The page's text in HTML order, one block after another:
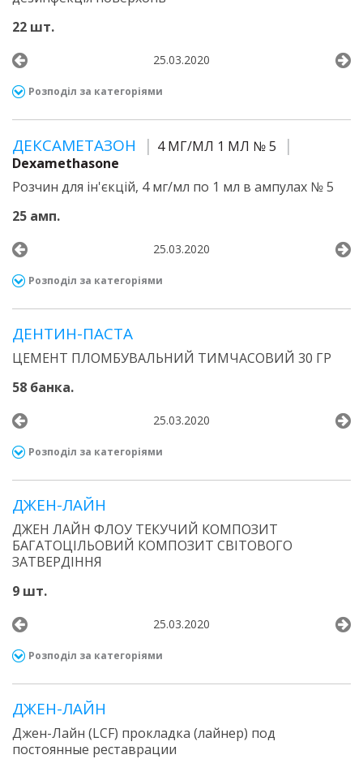
22 шт.
25.03.2020
Розподіл за категоріями
ДЕКСАМЕТАЗОН
4 МГ/МЛ 1 МЛ № 5
Dexamethasone
Розчин для ін'єкцій, 4 мг/мл по 1 мл в ампулах № 5
25 амп.
25.03.2020
Розподіл за категоріями
ДЕНТИН-ПАСТА
ЦЕМЕНТ ПЛОМБУВАЛЬНИЙ ТИМЧАСОВИЙ 30 ГР
58 банка.
25.03.2020
Розподіл за категоріями
ДЖЕН-ЛАЙН
ДЖЕН ЛАЙН ФЛОУ ТЕКУЧИЙ КОМПОЗИТ
БАГАТОЦІЛЬОВИЙ КОМПОЗИТ СВІТОВОГО
ЗАТВЕРДІННЯ
9 шт.
25.03.2020
Розподіл за категоріями
ДЖЕН-ЛАЙН
Джен-Лайн (LCF) прокладка (лайнер) под
постоянные реставрации